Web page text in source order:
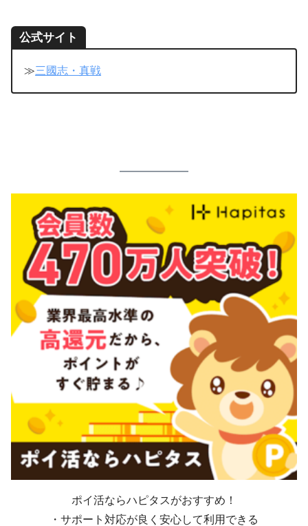
公式サイト
≫三國志・真戦
ポイ活ならハピタスがおすすめ！
・サポート対応が良く安心して利用できる